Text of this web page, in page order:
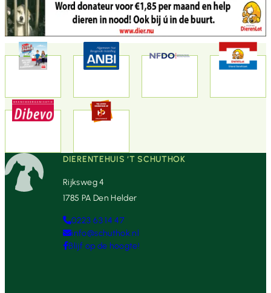
DIERENTEHUIS ‘T SCHUTHOK
Rijksweg 4
1785 PA Den Helder
0223 63 14 47
info@schuthok.nl
Blijf op de hoogte!